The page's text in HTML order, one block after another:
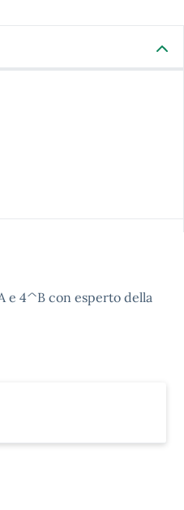
e 4^B con esperto della